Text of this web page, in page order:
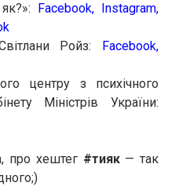
Facebook, Instagram,
Ройз: Facebook,
центру з психічного
Міністрів України:
про хештег #тияк— так